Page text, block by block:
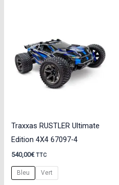
Traxxas RUSTLER Ultimate
Edition 4X4 67097-4
540,00€ TTC
Bleu Vert